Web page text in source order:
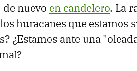
nuevo en candelero. La
huracanes que estamos
¿Estamos ante una